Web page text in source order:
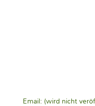
Email: (wird nicht